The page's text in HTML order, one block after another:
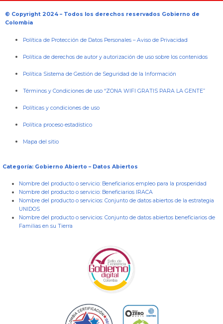
© Copyright 2024 – Todos los derechos reservados Gobierno de
Colombia
Política de Protección de Datos Personales –Aviso de Privacidad
Política de derechos de autor y autorización de uso sobre los contenidos
Política Sistema de Gestión de Seguridad de la Información
Términos y Condiciones de uso “ZONA WIFI GRATIS PARA LA GENTE”
Políticas y condiciones de uso
Política proceso estadístico
Mapa del sitio
Categoría: Gobierno Abierto – Datos Abiertos
Nombre del producto o servicio: Beneficiarios empleo para la prosperidad
Nombre del producto o servicio: Beneficiarios IRACA
Nombre del producto o servicios: Conjunto de datos abiertos de la estrategia
UNIDOS
Nombre del producto o servicios: Conjunto de datos abiertos beneficiarios de
Familias en su Tierra